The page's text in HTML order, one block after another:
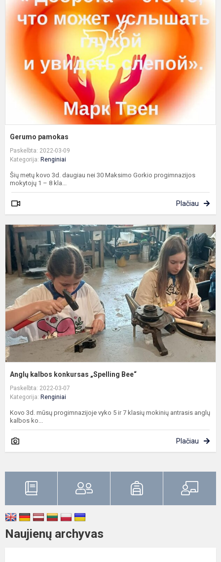
Gerumo pamokas
Paskelbta: 2022-03-09
Kategorija: Renginiai
Šių metų kovo 3d. daugiau nei 30 Maksimo Gorkio progimnazijos
mokytojų 1 – 8 kla...
Plačiau
Anglų kalbos konkursas „Spelling Bee“
Paskelbta: 2022-03-07
Kategorija: Renginiai
Kovo 3d. mūsų progimnazijoje vyko 5 ir 7 klasių mokinių antrasis anglų
kalbos ko...
Plačiau
Naujienų archyvas